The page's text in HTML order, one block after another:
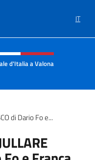
IT
e menù
d'Italia a Valona
di Dario Fo e...